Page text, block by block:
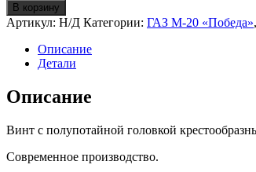
В корзину
Артикул: Н/Д Категории: ГАЗ М-20 «Победа»,
Описание
Детали
Описание
Винт с полупотайной головкой
Современное производство.